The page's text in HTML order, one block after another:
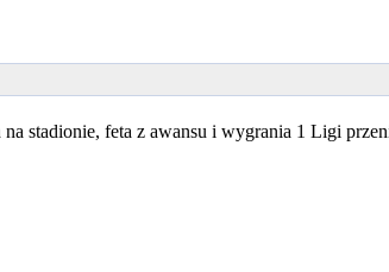
stadionie, feta z awansu i wygrania 1 Ligi